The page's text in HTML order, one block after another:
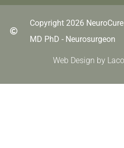
Copyright 2026
MD PhD - Neurosurgeon
Web Design by